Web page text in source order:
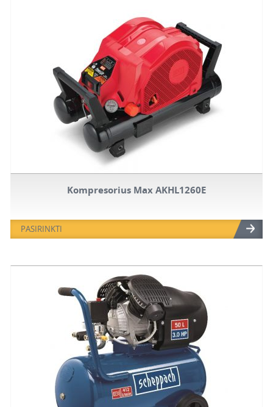
Kompresorius Max AKHL1260E
PASIRINKTI